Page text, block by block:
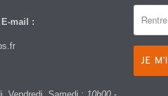
mail :
Vendredi, Samedi : 10h00 -